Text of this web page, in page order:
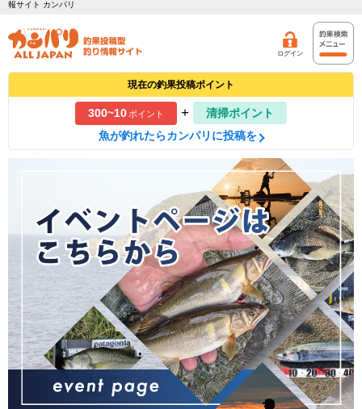
報サイト カンパリ
ログイン
現在の釣果投稿ポイント
300~10ポイント +
清掃ポイント
魚が釣れたらカンパリに投稿を